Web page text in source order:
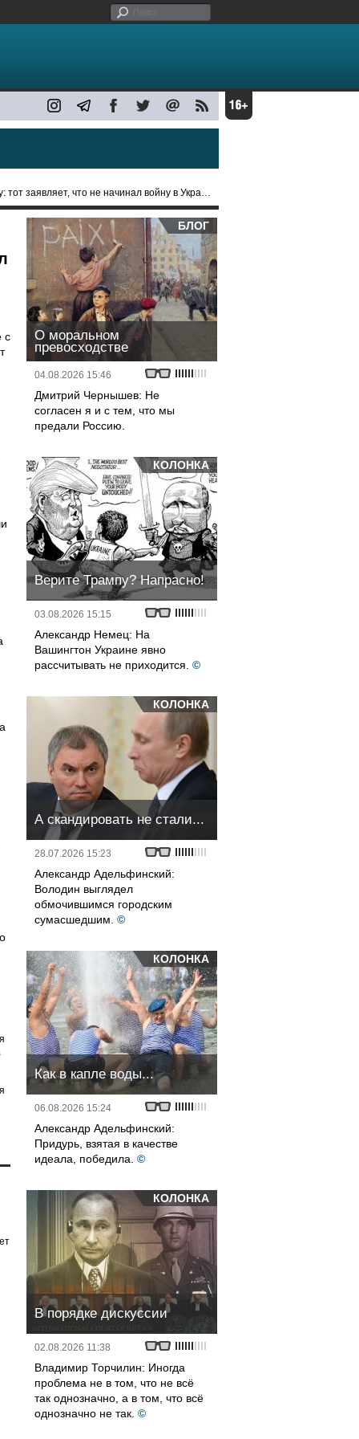
заявляет, что не начинал войну в Украине
с
БЛОГ
О моральном
превосходстве
04.08.2026 15:46
Дмитрий Чернышев: Не
согласен я и с тем, что мы
предали Россию.
КОЛОНКА
Верите Трампу? Напрасно!
03.08.2026 15:15
Александр Немец: На
Вашингтон Украине явно
рассчитывать не приходится. ©
КОЛОНКА
А скандировать не стали...
28.07.2026 15:23
Александр Адельфинский:
Володин выглядел
обмочившимся городским
сумасшедшим. ©
КОЛОНКА
Как в капле воды...
06.08.2026 15:24
Александр Адельфинский:
Придурь, взятая в качестве
идеала, победила. ©
КОЛОНКА
В порядке дискуссии
02.08.2026 11:38
Владимир Торчилин: Иногда
проблема не в том, что не всё
так однозначно, а в том, что всё
однозначно не так. ©